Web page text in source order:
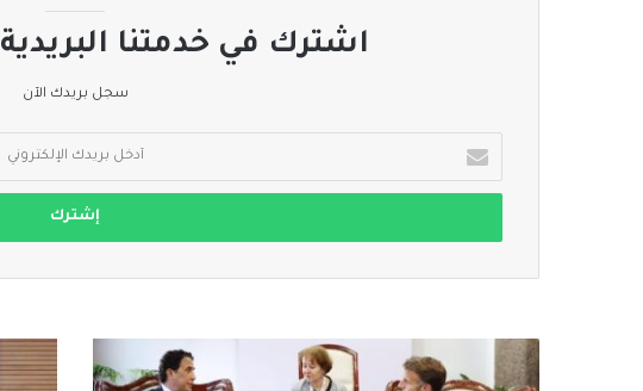
اشترك في خدمتنا
سجل بريدك الآن
بريدك
الإلكتروني
رئيس
المجلس
مباحثات
مغربية